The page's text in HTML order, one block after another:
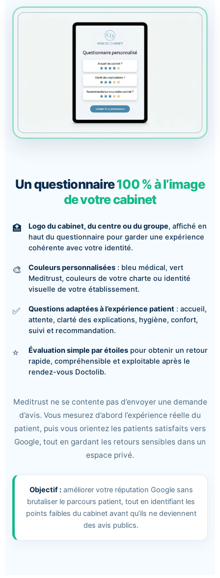
Un questionnaire100 % à l’image
de votre cabinet
Logo du cabinet, du centre ou du groupe, affiché en
haut du questionnaire pour garder une expérience
cohérente avec votre identité.
Couleurs personnalisées : bleu médical, vert
Meditrust, couleurs de votre charte ou identité
visuelle de votre établissement.
Questions adaptées à l’expérience patient : accueil,
attente, clarté des explications, hygiène, confort,
suivi et recommandation.
Évaluation simple par étoiles pour obtenir un retour
rapide, compréhensible et exploitable après le
rendez-vous Doctolib.
Meditrust ne se contente pas d’envoyer une demande
d’avis. Vous mesurez d’abord l’expérience réelle du
patient, puis vous orientez les patients satisfaits vers
Google, tout en gardant les retours sensibles dans un
espace privé.
Objectif :améliorer votre réputation Google sans
brutaliser le parcours patient, tout en identifiant les
points faibles du cabinet avant qu’ils ne deviennent
des avis publics.